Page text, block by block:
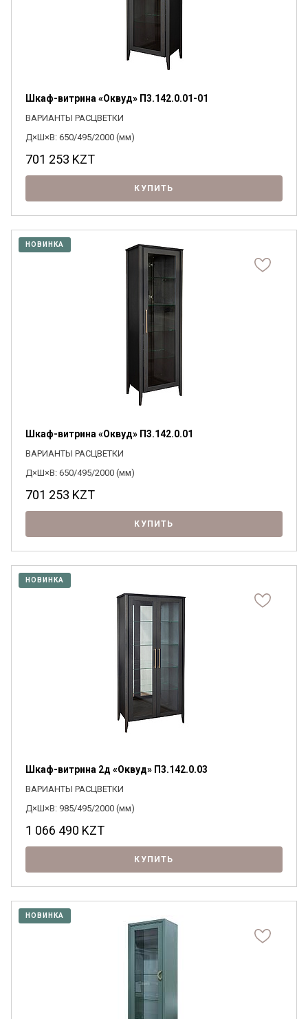
Шкаф-витрина «Оквуд» П3.142.0.01-01
ВАРИАНТЫ РАСЦВЕТКИ
Д×Ш×В: 650/495/2000 (мм)
701 253 KZT
КУПИТЬ
НОВИНКА
Шкаф-витрина «Оквуд» П3.142.0.01
ВАРИАНТЫ РАСЦВЕТКИ
Д×Ш×В: 650/495/2000 (мм)
701 253 KZT
КУПИТЬ
НОВИНКА
Шкаф-витрина 2д «Оквуд» П3.142.0.03
ВАРИАНТЫ РАСЦВЕТКИ
Д×Ш×В: 985/495/2000 (мм)
1 066 490 KZT
КУПИТЬ
НОВИНКА